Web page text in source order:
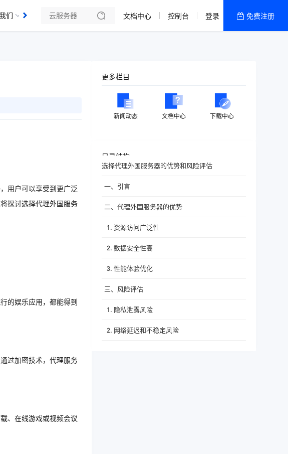
们
香港精品CN2云
文档中心 控制台 登录 免费注册
用户可以享受到更广泛
探讨选择代理外国服务
的娱乐应用，都能得到
过加密技术，代理服务
、在线游戏或视频会议
更多栏目
新闻动态 文档中心 下载中心
目录结构
选择代理外国服务器的优势和风险评估
一、引言
二、代理外国服务器的优势
1. 资源访问广泛性
2. 数据安全性高
3. 性能体验优化
三、风险评估
1. 隐私泄露风险
2. 网络延迟和不稳定风险